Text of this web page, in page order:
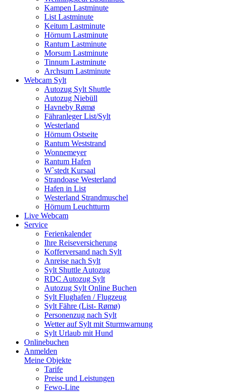
Kampen Lastminute
List Lastminute
Keitum Lastminute
Hörnum Lastminute
Rantum Lastminute
Morsum Lastminute
Tinnum Lastminute
Archsum Lastminute
Webcam Sylt
Autozug Sylt Shuttle
Autozug Niebüll
Havneby Rømø
Fähranleger List/Sylt
Westerland
Hörnum Ostseite
Rantum Weststrand
Wonnemeyer
Rantum Hafen
W`stedt Kursaal
Strandoase Westerland
Hafen in List
Westerland Strandmuschel
Hörnum Leuchtturm
Live Webcam
Service
Ferienkalender
Ihre Reiseversicherung
Kofferversand nach Sylt
Anreise nach Sylt
Sylt Shuttle Autozug
RDC Autozug Sylt
Autozug Sylt Online Buchen
Sylt Flughafen / Flugzeug
Sylt Fähre (List- Rømø)
Personenzug nach Sylt
Wetter auf Sylt mit Sturmwarnung
Sylt Urlaub mit Hund
Onlinebuchen
Anmelden
Meine Objekte
Tarife
Preise und Leistungen
Fewo-Line